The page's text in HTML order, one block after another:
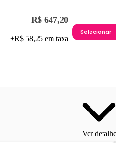
R$ 647,20
+R$ 58,25 em taxa
Selecionar
Ver